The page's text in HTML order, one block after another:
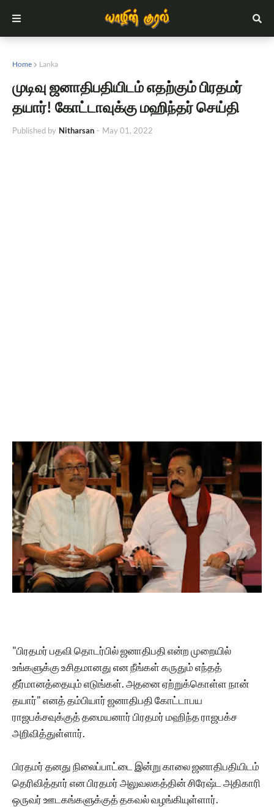
Home Lanka
முடிவு ஜனாதிபதியிடம் எதற்கும் பிரதமர்
தயார்! கோட்டாவுக்கு மஹிந்தர் செய்தி
Published by Nitharsan - May 01, 2022
"பிரதமர் பதவி தொடர்பில் ஜனாதிபதி என்ற முறையில்
உங்களுக்கு உசிதமானது என நீங்கள் கருதும் எந்தத்
தீர்மானத்தையும் எடுங்கள். அதனை ஏற்றுக்கொள்ள நான்
தயார்" எனத் தம்பியார் ஜனாதிபதி கோட்டாபய
ராஜபக்சவுக்குத் தமையனார் பிரதமர் மஹிந்த ராஜபக்ச
அறிவித்துள்ளார்.
பிரதமர் தனது நிலைப்பாட்டை இன்று காலை ஜனாதிபதியிடம்
தெரிவித்தார் என பிரதமர் அலுவலகத்தின் சிரேஷ்ட அதிகாரி
ஒருவர் ஊடகங்களுக்குத் தகவல் வழங்கியுள்ளார்.